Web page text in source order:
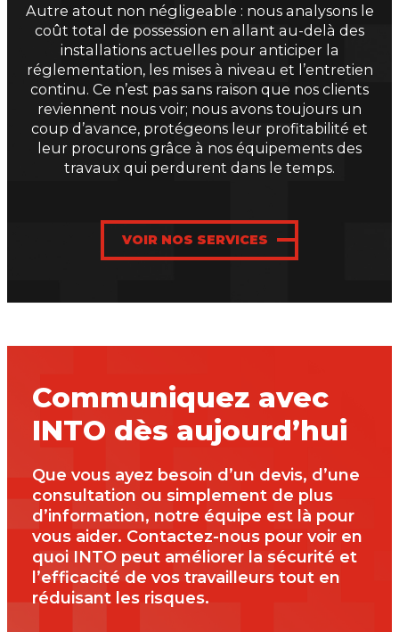
Autre atout non négligeable : nous analysons le
coût total de possession en allant au-delà des
installations actuelles pour anticiper la
réglementation, les mises à niveau et l’entretien
continu. Ce n’est pas sans raison que nos clients
reviennent nous voir; nous avons toujours un
coup d’avance, protégeons leur profitabilité et
leur procurons grâce à nos équipements des
travaux qui perdurent dans le temps.
VOIR NOS SERVICES
Communiquez avec
INTO dès aujourd’hui
Que vous ayez besoin d’un devis, d’une
consultation ou simplement de plus
d’information, notre équipe est là pour
vous aider. Contactez-nous pour voir en
quoi INTO peut améliorer la sécurité et
l’efficacité de vos travailleurs tout en
réduisant les risques.